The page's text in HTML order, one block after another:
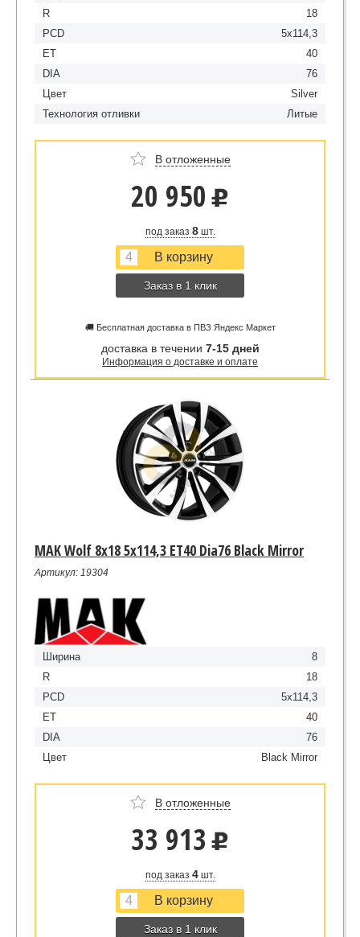
R
18
PCD
5x114,3
ET
40
DIA
76
Цвет
Silver
Технология отливки
Литые
В отложенные
20 950 u
под заказ 8шт.
Заказ в 1 клик
🚚 Бесплатная доставка в ПВЗ Яндекс Маркет
доставка в течении 7-15 дней
Информация о доставке и оплате
MAK Wolf 8x18 5x114,3 ET40 Dia76 Black Mirror
Артикул: 19304
Ширина
8
R
18
PCD
5x114,3
ET
40
DIA
76
Цвет
Black Mirror
В отложенные
33 913 u
под заказ 4шт.
Заказ в 1 клик